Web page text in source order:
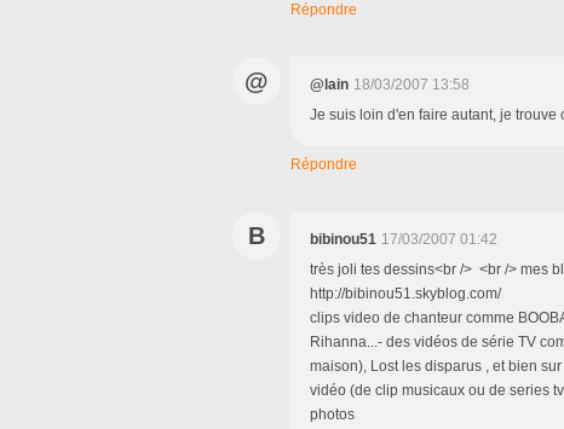
Répondre
@ @lain 18/03/2007 13:58
Je suis loin d'en faire autant, je
Répondre
B bibinou51 17/03/2007 01:42
très joli tes dessins<br /> <br /> mes
http://
clips video de chanteur comme
Rihanna...- des vidéos de série TV
maison), Lost les disparus , et bien
vidéo (de clip musicaux ou de series
photos - des